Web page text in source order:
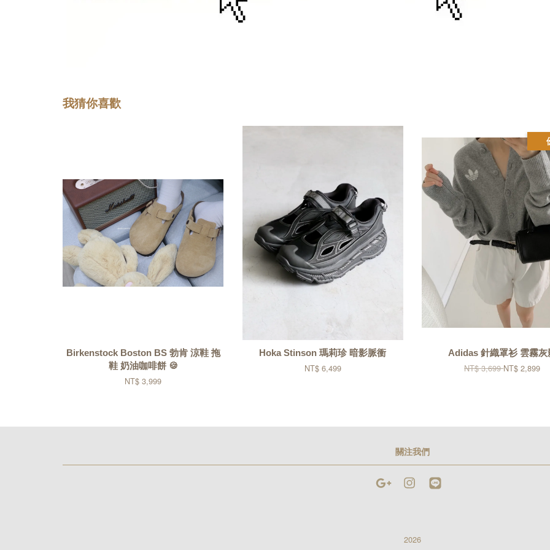
我猜你喜歡
Birkenstock Boston BS 勃肯 涼鞋 拖
鞋 奶油咖啡餅 🍪
NT$ 3,999
Hoka Stinson 瑪莉珍 暗影脈衝
NT$ 6,499
Adidas 針織罩衫 雲霧灰
NT$ 3,699NT$ 2,899
關注我們
Google Instagram
2026